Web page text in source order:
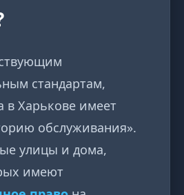
стандартам,
в Харькове имеет
обслуживания».
улицы и дома,
имеют